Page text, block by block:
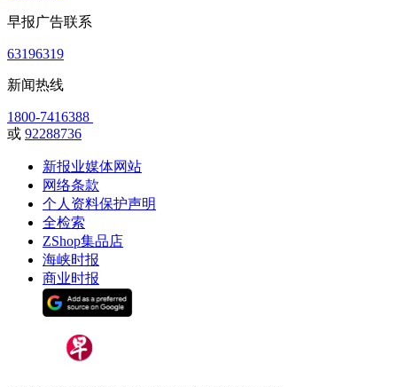
早报广告联系
63196319
新闻热线
1800-7416388
或 92288736
新报业媒体网站
网络条款
个人资料保护声明
全检索
ZShop集品店
海峡时报
商业时报